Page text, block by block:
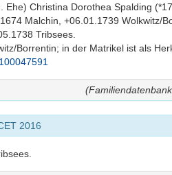
Christina Dorothea Spalding
Malchin, +06.01.1739 Wolkwitz/
Tribsees.
Borrentin; in der Matrikel ist als
2016